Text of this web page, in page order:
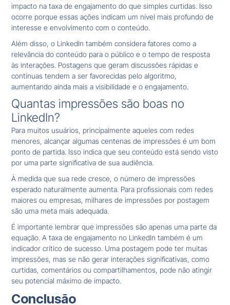
impacto na taxa de engajamento do que simples curtidas. Isso
ocorre porque essas ações indicam um nível mais profundo de
interesse e envolvimento com o conteúdo.
Além disso, o LinkedIn também considera fatores como a
relevância do conteúdo para o público e o tempo de resposta
às interações. Postagens que geram discussões rápidas e
contínuas tendem a ser favorecidas pelo algoritmo,
aumentando ainda mais a visibilidade e o engajamento.
Quantas impressões são boas no
LinkedIn?
Para muitos usuários, principalmente aqueles com redes
menores, alcançar algumas centenas de impressões é um bom
ponto de partida. Isso indica que seu conteúdo está sendo visto
por uma parte significativa de sua audiência.
À medida que sua rede cresce, o número de impressões
esperado naturalmente aumenta. Para profissionais com redes
maiores ou empresas, milhares de impressões por postagem
são uma meta mais adequada.
É importante lembrar que impressões são apenas uma parte da
equação. A taxa de engajamento no LinkedIn também é um
indicador crítico de sucesso. Uma postagem pode ter muitas
impressões, mas se não gerar interações significativas, como
curtidas, comentários ou compartilhamentos, pode não atingir
seu potencial máximo de impacto.
Conclusão